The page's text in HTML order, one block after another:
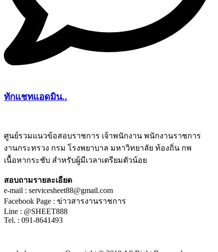
ทักแชทแอดมิน..
ศูนย์รวมแนวข้อสอบราชการ เจ้าพนักงาน พนักงานราชการ
งานกระทรวง กรม โรงพยาบาล มหาวิทยาลัย ท้องถิ่น กพ
เนื้อหากระชับ สำหรับผู้มีเวลาเตรียมตัวน้อย
สอบถามรายละเอียด
e-mail : servicesheet88@gmail.com
Facebook Page : ข่าวสารงานราชการ
Line : @SHEET888
Tel. : 091-8641493